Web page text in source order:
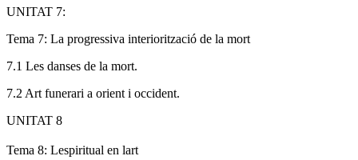
UNITAT 7:
Tema 7: La progressiva interiorització de la mort
7.1 Les danses de la mort.
7.2 Art funerari a orient i occident.
UNITAT 8
Tema 8: Lespiritual en lart